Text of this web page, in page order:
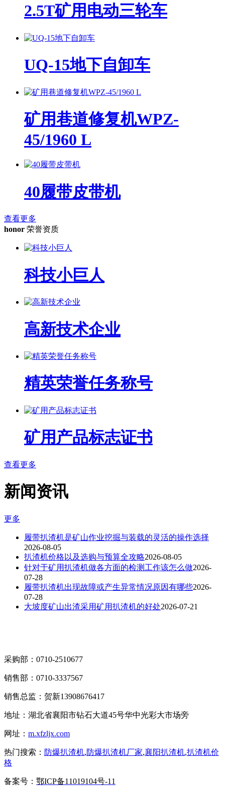
2.5T矿用电动三轮车
UQ-15地下自卸车
矿用巷道修复机WPZ-
45/1960 L
40履带皮带机
查看更多
honor 荣誉资质
科技小巨人
高新技术企业
精英荣誉任务称号
矿用产品标志证书
查看更多
新闻资讯
更多
履带扒渣机是矿山作业挖掘与装载的灵活的操作选择
2026-08-05
扒渣机价格以及选购与预算全攻略2026-08-05
针对于矿用扒渣机做各方面的检测工作该怎么做2026-
07-28
履带扒渣机出现故障或产生异常情况原因有哪些2026-
07-28
大坡度矿山出渣采用矿用扒渣机的好处2026-07-21
采购部：0710-2510677
销售部：0710-3337567
销售总监：贺新13908676417
地址：湖北省襄阳市钻石大道45号华中光彩大市场旁
网址： m.xfzljx.com
热门搜索： 防爆扒渣机,防爆扒渣机厂家,襄阳扒渣机,扒渣机价
格
备案号： 鄂ICP备11019104号-11